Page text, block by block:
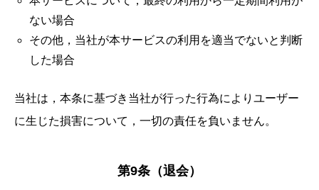
ない場合
その他，当社が本サービスの利用を適当でないと判断
した場合
当社は，本条に基づき当社が行った行為によりユーザー
に生じた損害について，一切の責任を負いません。
第9条（退会）